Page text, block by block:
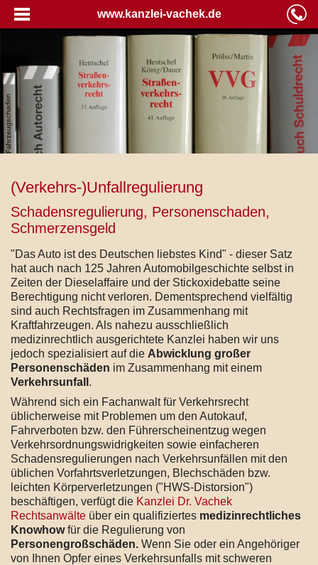
www.kanzlei-vachek.de
(Verkehrs-)Unfallregulierung
Schadensregulierung, Personenschaden,
Schmerzensgeld
"Das Auto ist des Deutschen liebstes Kind" - dieser Satz
hat auch nach 125 Jahren Automobilgeschichte selbst in
Zeiten der Dieselaffaire und der Stickoxidebatte seine
Berechtigung nicht verloren. Dementsprechend vielfältig
sind auch Rechtsfragen im Zusammenhang mit
Kraftfahrzeugen. Als nahezu ausschließlich
medizinrechtlich ausgerichtete Kanzlei haben wir uns
jedoch spezialisiert auf die Abwicklung großer
Personenschäden im Zusammenhang mit einem
Verkehrsunfall .
Während sich ein Fachanwalt für Verkehrsrecht
üblicherweise mit Problemen um den Autokauf,
Fahrverboten bzw. den Führerscheinentzug wegen
Verkehrsordnungswidrigkeiten sowie einfacheren
Schadensregulierungen nach Verkehrsunfällen mit den
üblichen Vorfahrtsverletzungen, Blechschäden bzw.
leichten Körperverletzungen ("HWS-Distorsion")
beschäftigen, verfügt die Kanzlei Dr. Vachek
Rechtsanwälte über ein qualifiziertes medizinrechtliches
Knowhowfür die Regulierung von
Personengroßschäden. Wenn Sie oder ein Angehöriger
von Ihnen Opfer eines Verkehrsunfalls mit schweren